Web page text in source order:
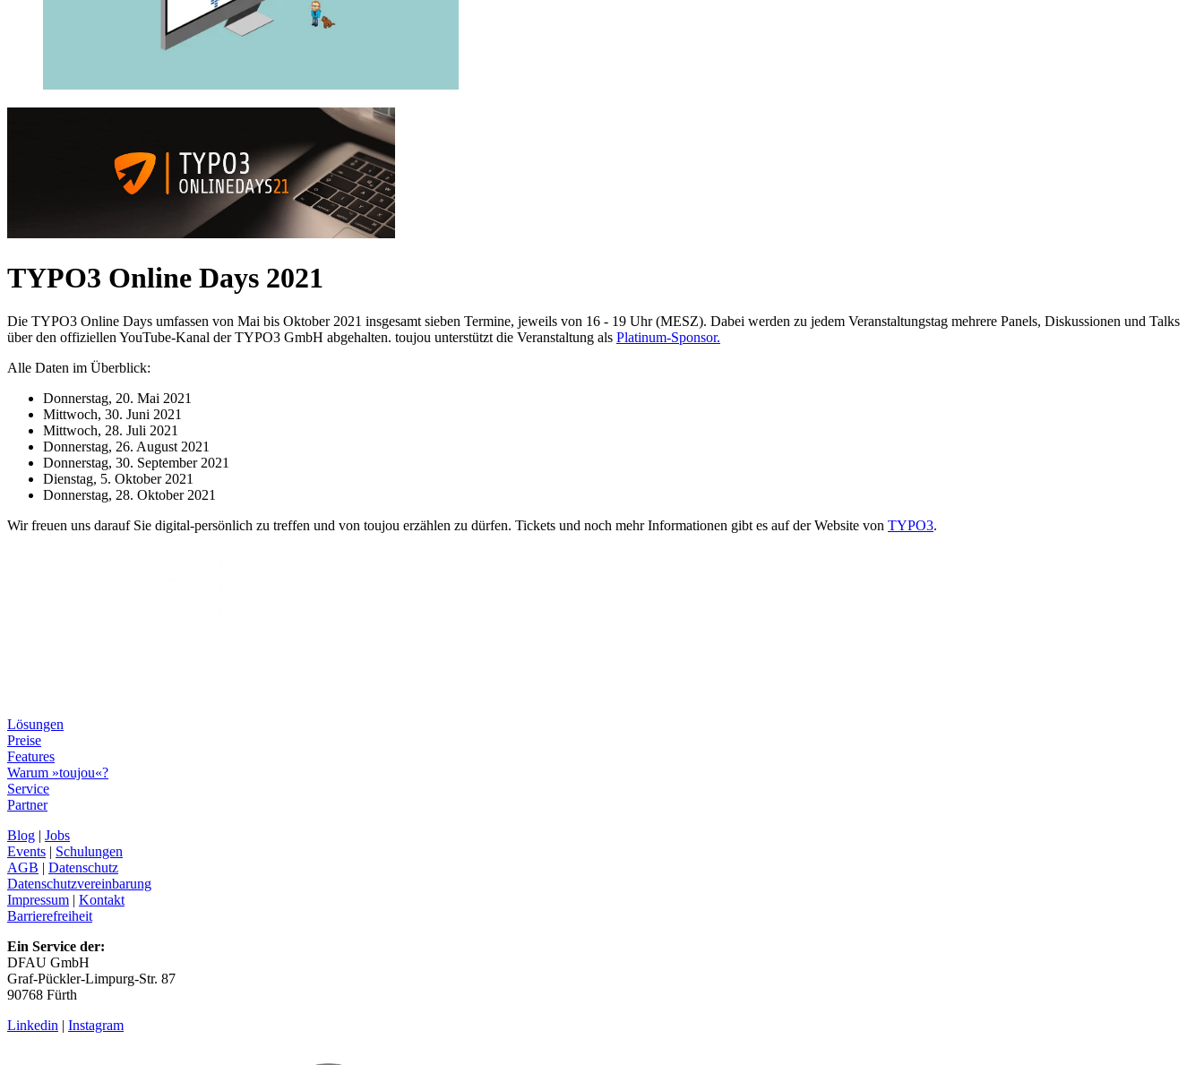
TYPO3 Online Days 2021
Die TYPO3 Online Days umfassen von Mai bis Oktober 2021 insgesamt sieben Termine, jeweils von 16 - 19 Uhr (MESZ). Dabei werden zu jedem Veranstaltungstag mehrere Panels, Diskussionen und Talks
über den offiziellen YouTube-Kanal der TYPO3 GmbH abgehalten. toujou unterstützt die Veranstaltung als Platinum-Sponsor.
Alle Daten im Überblick:
Donnerstag, 20. Mai 2021
Mittwoch, 30. Juni 2021
Mittwoch, 28. Juli 2021
Donnerstag, 26. August 2021
Donnerstag, 30. September 2021
Dienstag, 5. Oktober 2021
Donnerstag, 28. Oktober 2021
Wir freuen uns darauf Sie digital-persönlich zu treffen und von toujou erzählen zu dürfen. Tickets und noch mehr Informationen gibt es auf der Website von TYPO3.
Lösungen
Preise
Features
Warum »toujou«?
Service
Partner
Blog | Jobs
Events | Schulungen
AGB | Datenschutz
Datenschutzvereinbarung
Impressum | Kontakt
Barrierefreiheit
Ein Service der:
DFAU GmbH
Graf-Pückler-Limpurg-Str. 87
90768 Fürth
Linkedin | Instagram